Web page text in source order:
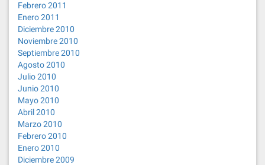
Febrero 2011
Enero 2011
Diciembre 2010
Noviembre 2010
Septiembre 2010
Agosto 2010
Julio 2010
Junio 2010
Mayo 2010
Abril 2010
Marzo 2010
Febrero 2010
Enero 2010
Diciembre 2009